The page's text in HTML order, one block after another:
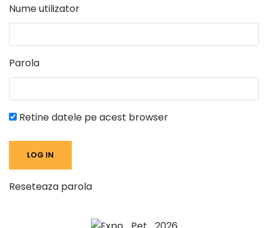
Nume utilizator
Parola
Retine datele pe acest browser
Reseteaza parola